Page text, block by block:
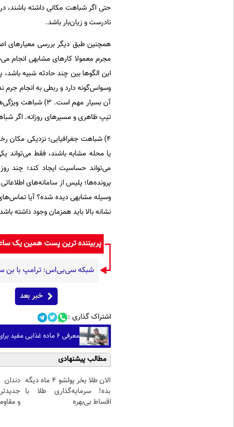
حتی اگر شباهت مکانی داشته باشند،
نادرست و زیان‌بار باشد.
مجرم معمولا کارهای مشابهی انجام
وسواس‌گونه دارد و ربطی به انجام
آن بسیار مهم است.
تیپ ظاهری و مسیرهای روزانه. اگر
۴) شباهت جغرافیایی؛ نزدیکی مکان
پرونده‌ها؛ پلیس از سامانه‌های
وسیله مشابهی دیده شده؟ آیا
نشانه بالا باید همزمان وجود داشته
پربیننده ترین پست همین یک
شبکه سی‌بی‌اس: ترامپ با بن
خبر بعد
اشتراک گذاری :
معرفی ۶ ماده غذایی مفید برای پروستات، استخوان و عضلات
مطالب پیشنهادی
الان طلا بخر پولشو 4 ماه دیگه
بده! سرمایه‌گذاری طلا با
اقساط بی‌بهره
و